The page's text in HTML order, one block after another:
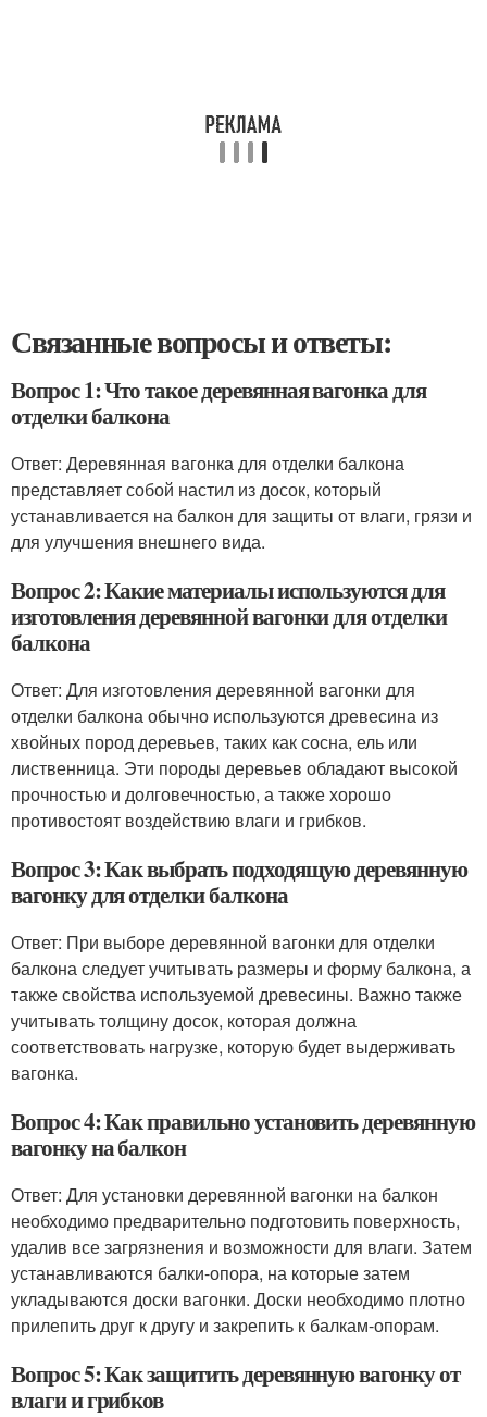
Связанные вопросы и ответы:
Вопрос 1: Что такое деревянная вагонка для
отделки балкона
Ответ: Деревянная вагонка для отделки балкона
представляет собой настил из досок, который
устанавливается на балкон для защиты от влаги, грязи и
для улучшения внешнего вида.
Вопрос 2: Какие материалы используются для
изготовления деревянной вагонки для отделки
балкона
Ответ: Для изготовления деревянной вагонки для
отделки балкона обычно используются древесина из
хвойных пород деревьев, таких как сосна, ель или
лиственница. Эти породы деревьев обладают высокой
прочностью и долговечностью, а также хорошо
противостоят воздействию влаги и грибков.
Вопрос 3: Как выбрать подходящую деревянную
вагонку для отделки балкона
Ответ: При выборе деревянной вагонки для отделки
балкона следует учитывать размеры и форму балкона, а
также свойства используемой древесины. Важно также
учитывать толщину досок, которая должна
соответствовать нагрузке, которую будет выдерживать
вагонка.
Вопрос 4: Как правильно установить деревянную
вагонку на балкон
Ответ: Для установки деревянной вагонки на балкон
необходимо предварительно подготовить поверхность,
удалив все загрязнения и возможности для влаги. Затем
устанавливаются балки-опора, на которые затем
укладываются доски вагонки. Доски необходимо плотно
прилепить друг к другу и закрепить к балкам-опорам.
Вопрос 5: Как защитить деревянную вагонку от
влаги и грибков